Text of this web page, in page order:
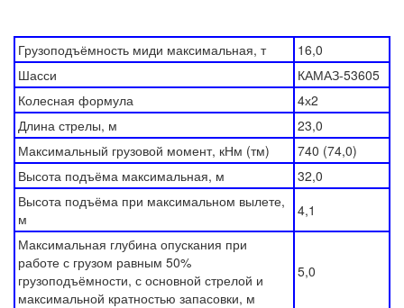
Грузоподъёмность миди максимальная, т
16,0
Шасси
КАМАЗ-53605
Колесная формула
4х2
Длина стрелы, м
23,0
Максимальный грузовой момент, кНм (тм)
740 (74,0)
Высота подъёма максимальная, м
32,0
Высота подъёма при максимальном вылете,
м
4,1
Максимальная глубина опускания при
работе с грузом равным 50%
грузоподъёмности, с основной стрелой и
максимальной кратностью запасовки, м
5,0